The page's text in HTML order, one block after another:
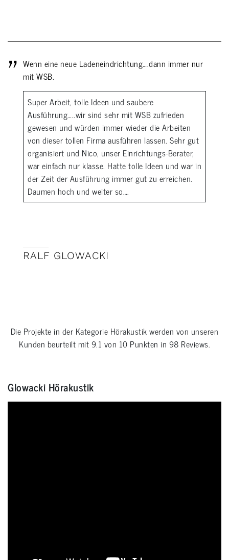
Wenn eine neue Ladeneindrichtung….dann immer nur
mit WSB.
Super Arbeit, tolle Ideen und saubere
Ausführung…..wir sind sehr mit WSB zufrieden
gewesen und würden immer wieder die Arbeiten
von dieser tollen Firma ausführen lassen. Sehr gut
organisiert und Nico, unser Einrichtungs-Berater,
war einfach nur klasse. Hatte tolle Ideen und war in
der Zeit der Ausführung immer gut zu erreichen.
Daumen hoch und weiter so….
RALF GLOWACKI
Die Projekte in der Kategorie Hörakustikwerden von unseren
Kunden beurteilt mit9.1 von 10 Punkten in 98 Reviews.
Glowacki Hörakustik